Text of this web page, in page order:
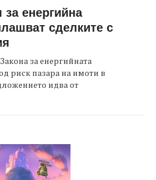
енергийна
сделките с
за енергийната
риск пазара на имоти в
идва от